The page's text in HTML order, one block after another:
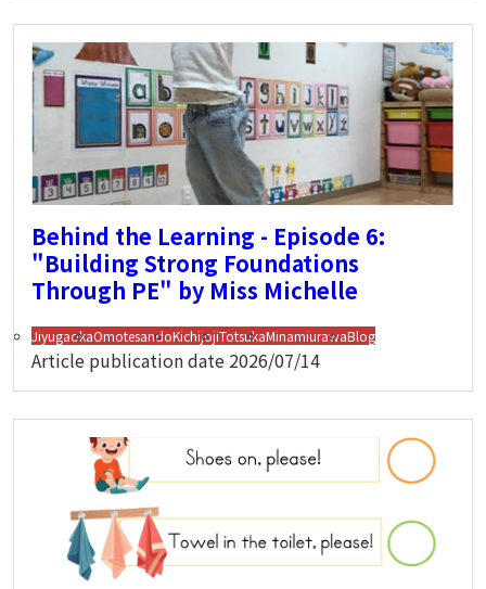
Behind the Learning - Episode 6:
"Building Strong Foundations
Through PE" by Miss Michelle
JiyugaokaOmotesandoKichijojiTotsukaMinamiurawaBlog
Article publication date 2026/07/14